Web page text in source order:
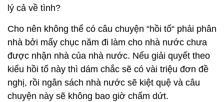
lý cả về tình?
Cho nên không thể có câu chuyện “hồi tố“ phải phân
nhà bởi mấy chục năm đi làm cho nhà nước chưa
được nhận nhà của nhà nước. Nếu giải quyết theo
kiểu hồi tố này thì dám chắc sẽ có vài triệu đơn đề
nghị, rồi ngân sách nhà nước sẽ kiệt quệ và câu
chuyện này sẽ không bao giờ chấm dứt.